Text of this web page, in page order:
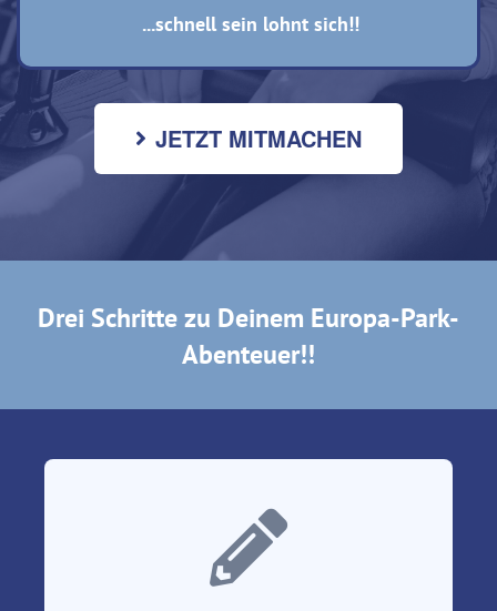
...schnell sein lohnt sich!!
JETZT MITMACHEN
Drei Schritte zu Deinem Europa-Park-
Abenteuer!!